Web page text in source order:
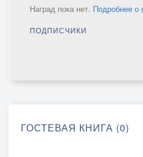
Наград пока нет. Подробнее о
ПОДПИСЧИКИ
ГОСТЕВАЯ КНИГА (0)